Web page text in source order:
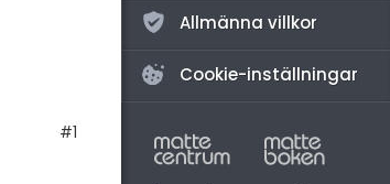
#1
Allmänna villkor
Cookie-inställningar